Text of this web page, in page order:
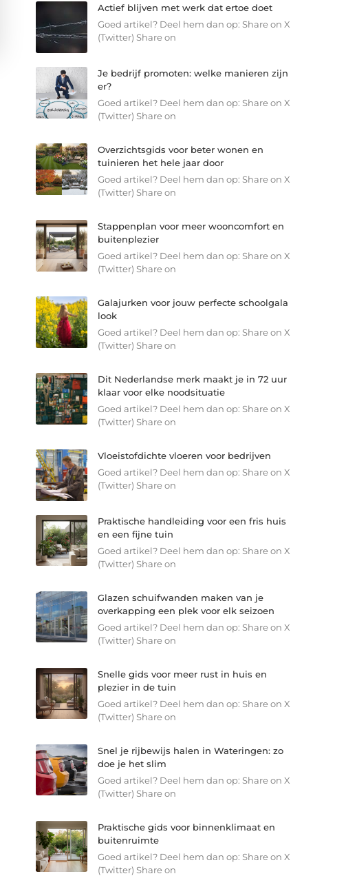
Actief blijven met werk dat ertoe doet
Goed artikel? Deel hem dan op: Share on X
(Twitter) Share on
Je bedrijf promoten: welke manieren zijn
er?
Goed artikel? Deel hem dan op: Share on X
(Twitter) Share on
Overzichtsgids voor beter wonen en
tuinieren het hele jaar door
Goed artikel? Deel hem dan op: Share on X
(Twitter) Share on
Stappenplan voor meer wooncomfort en
buitenplezier
Goed artikel? Deel hem dan op: Share on X
(Twitter) Share on
Galajurken voor jouw perfecte schoolgala
look
Goed artikel? Deel hem dan op: Share on X
(Twitter) Share on
Dit Nederlandse merk maakt je in 72 uur
klaar voor elke noodsituatie
Goed artikel? Deel hem dan op: Share on X
(Twitter) Share on
Vloeistofdichte vloeren voor bedrijven
Goed artikel? Deel hem dan op: Share on X
(Twitter) Share on
Praktische handleiding voor een fris huis
en een fijne tuin
Goed artikel? Deel hem dan op: Share on X
(Twitter) Share on
Glazen schuifwanden maken van je
overkapping een plek voor elk seizoen
Goed artikel? Deel hem dan op: Share on X
(Twitter) Share on
Snelle gids voor meer rust in huis en
plezier in de tuin
Goed artikel? Deel hem dan op: Share on X
(Twitter) Share on
Snel je rijbewijs halen in Wateringen: zo
doe je het slim
Goed artikel? Deel hem dan op: Share on X
(Twitter) Share on
Praktische gids voor binnenklimaat en
buitenruimte
Goed artikel? Deel hem dan op: Share on X
(Twitter) Share on